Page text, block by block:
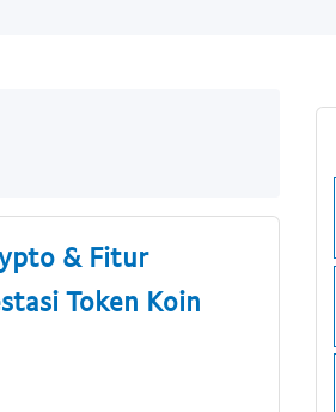
& Fitur
Token Koin